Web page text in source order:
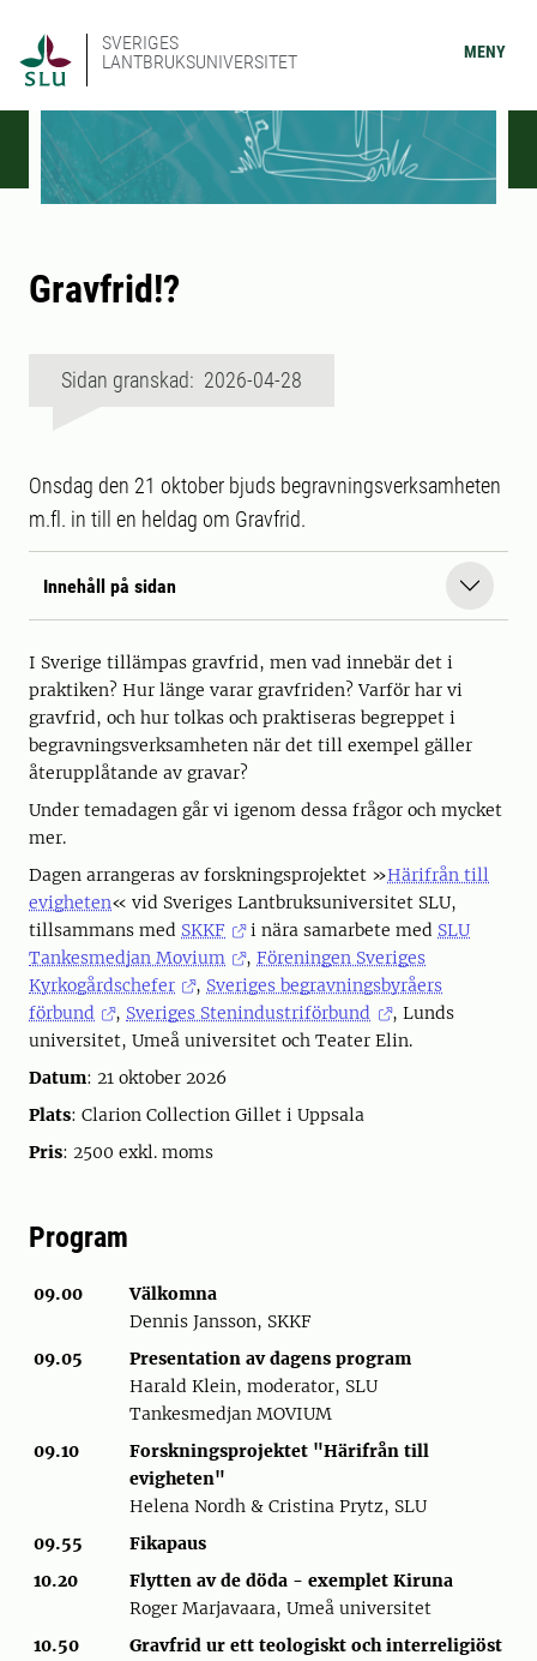
SVERIGES
LANTBRUKSUNIVERSITET
MENY
Gravfrid!?
Sidan granskad: 2026-04-28
Onsdag den 21 oktober bjuds begravningsverksamheten
m.fl. in till en heldag om Gravfrid.
Innehåll på sidan
I Sverige tillämpas gravfrid, men vad innebär det i
praktiken? Hur länge varar gravfriden? Varför har vi
gravfrid, och hur tolkas och praktiseras begreppet i
begravningsverksamheten när det till exempel gäller
återupplåtande av gravar?
Under temadagen går vi igenom dessa frågor och mycket
mer.
Dagen arrangeras av forskningsprojektet »Härifrån till
evigheten« vid Sveriges Lantbruksuniversitet SLU,
tillsammans med SKKF i nära samarbete med SLU
Tankesmedjan Movium
,Föreningen Sveriges
Kyrkogårdschefer
, Sveriges begravningsbyråers
förbund
, Sveriges Stenindustriförbund
, Lunds
universitet, Umeå universitet och Teater Elin.
Datum: 21 oktober 2026
Plats: Clarion Collection Gillet i Uppsala
Pris: 2500 exkl. moms
Program
09.00
Välkomna
Dennis Jansson, SKKF
09.05
Presentation av dagens program
Harald Klein, moderator, SLU
Tankesmedjan MOVIUM
09.10
Forskningsprojektet "Härifrån till
evigheten"
Helena Nordh & Cristina Prytz, SLU
09.55
Fikapaus
10.20
Flytten av de döda - exemplet Kiruna
Roger Marjavaara, Umeå universitet
10.50
Gravfrid ur ett teologiskt och interreligiöst